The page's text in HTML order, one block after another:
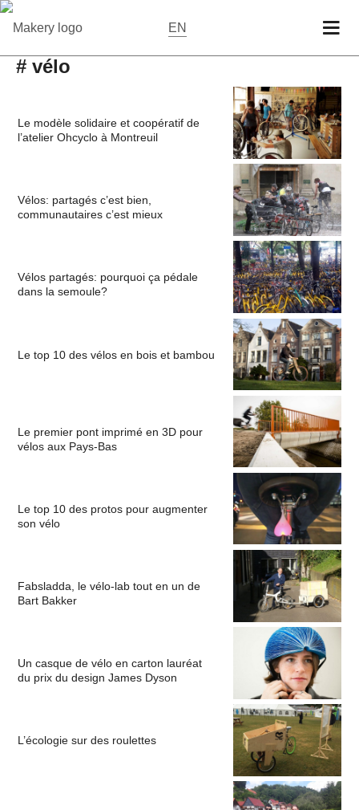
EN
# vélo
Le modèle solidaire et coopératif de
l’atelier Ohcyclo à Montreuil
Vélos: partagés c’est bien,
communautaires c’est mieux
Vélos partagés: pourquoi ça pédale
dans la semoule?
Le top 10 des vélos en bois et bambou
Le premier pont imprimé en 3D pour
vélos aux Pays-Bas
Le top 10 des protos pour augmenter
son vélo
Fabsladda, le vélo-lab tout en un de
Bart Bakker
Un casque de vélo en carton lauréat
du prix du design James Dyson
L’écologie sur des roulettes